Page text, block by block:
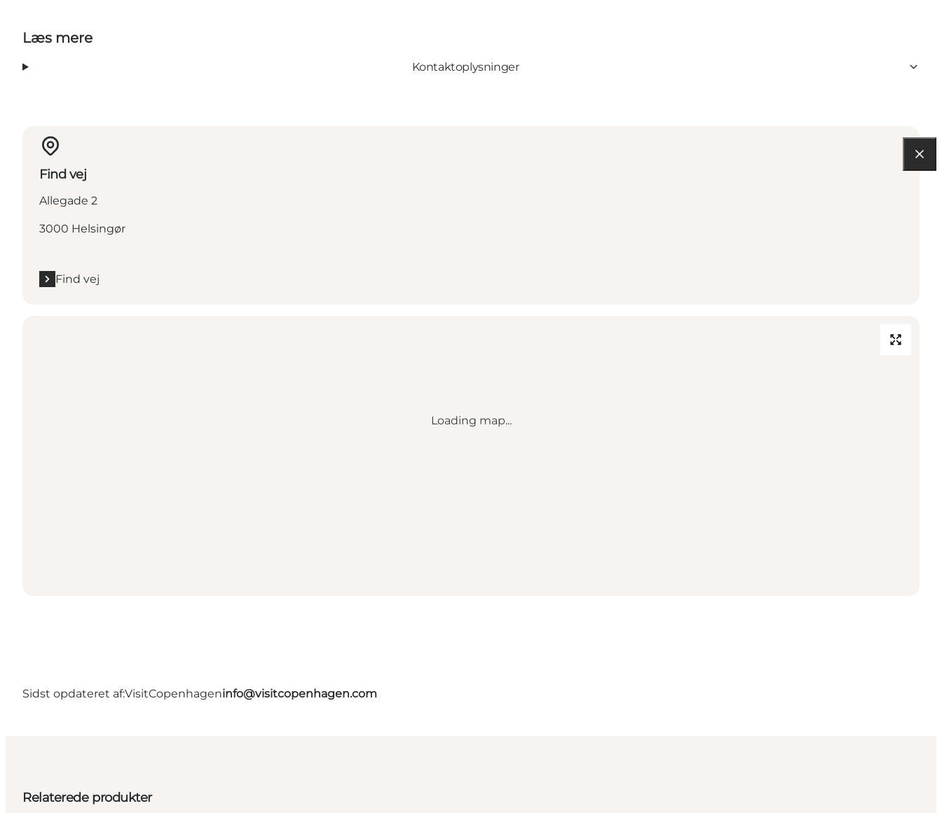
Læs mere
Kontaktoplysninger
Find vej
Allegade 2
3000 Helsingør
Find vej
Loading map...
Sidst opdateret af:VisitCopenhageninfo@visitcopenhagen.com
Relaterede produkter